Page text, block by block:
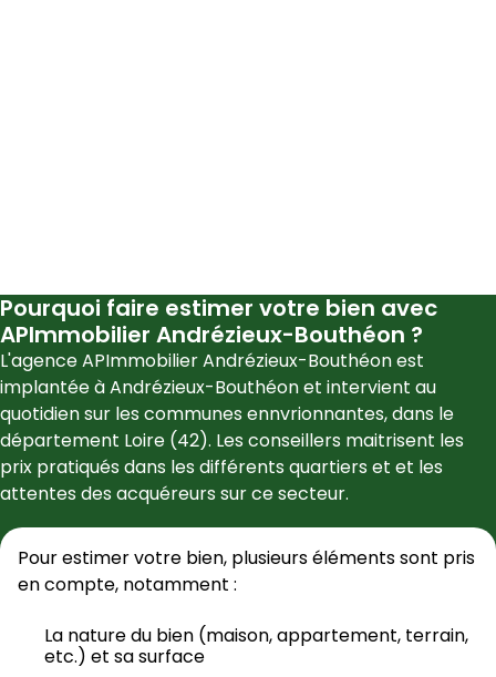
Pourquoi faire estimer votre bien avec
APImmobilier Andrézieux-Bouthéon ?
L'agence APImmobilier Andrézieux-Bouthéon est
implantée à Andrézieux-Bouthéon et intervient au
quotidien sur les communes ennvrionnantes, dans le
département Loire (42). Les conseillers maitrisent les
prix pratiqués dans les différents quartiers et et les
attentes des acquéreurs sur ce secteur.
Pour estimer votre bien, plusieurs éléments sont pris
en compte, notamment :
La nature du bien (maison, appartement, terrain,
etc.) et sa surface